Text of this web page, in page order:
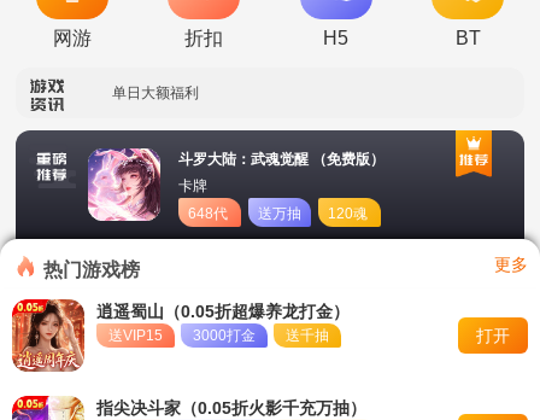
网游 折扣 H5 BT
单日大额福利
单日大额福利
转游活动
冠名活动
单日大额福利
斗罗大陆：武魂觉醒 （免费版）
卡牌
648代
币
送万抽
120魂
币
热门游戏榜 更多
逍遥蜀山（0.05折超爆养龙打金）
送VIP15 3000打金 送千抽 打开
指尖决斗家（0.05折火影千充万抽）